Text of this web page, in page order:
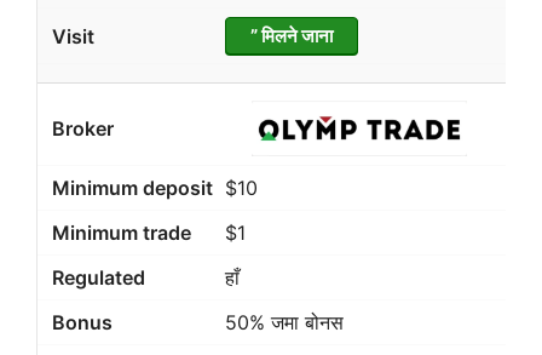
” मिलने जाना
$10
$1
हाँ
50% जमा बोनस